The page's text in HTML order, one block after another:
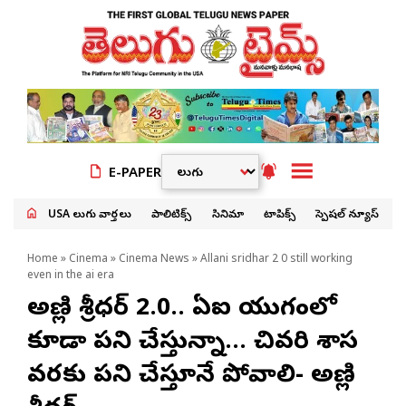
E-PAPER
USA తెలుగు వార్తలు పాలిటిక్స్ సినిమా టాపిక్స్ స్పెషల్ న్యూస్
Home » Cinema » Cinema News » Allani sridhar 2 0 still working
even in the ai era
అల్లాణి శ్రీధర్‌ 2.0.. ఏఐ యుగంలో
కూడా పని చేస్తున్నా… చివరి శాస
వరకు పని చేస్తూనే పోవాలి- అల్లాణి